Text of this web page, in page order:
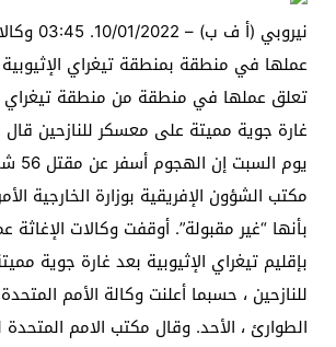
نيروبي (أ
عملها في منطقة بمنطقة تيغراي الإثيوبية
تعلق عملها في منطقة من منطقة تيغراي
غارة جوية مميتة على معسكر للنازحين قال
يوم
مكتب الشؤون الإفريقية بوزارة الخارجية
بأنها “غير مقبولة”. أوقفت وكالات
بإقليم تيغراي الإثيوبية بعد غارة جوية
للنازحين ، حسبما أعلنت وكالة الأمم
الطوارئ ، الأحد. وقال مكتب الامم